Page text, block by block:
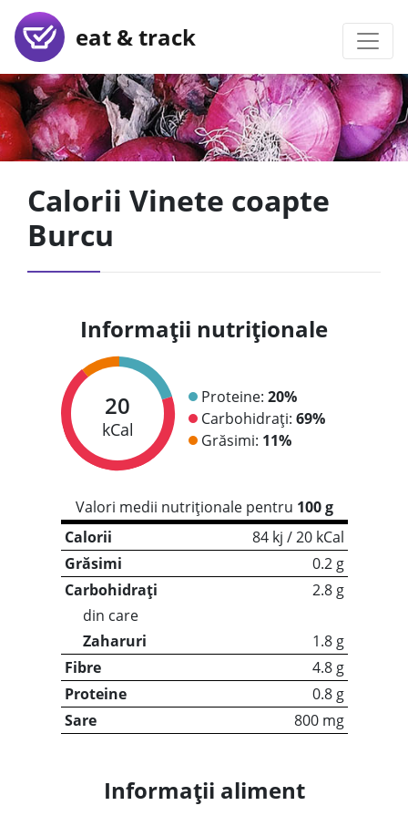
eat & track
Calorii Vinete coapte
Burcu
Informații nutriționale
20
kCal
Proteine: 20%
Carbohidrați: 69%
Grăsimi: 11%
Valori medii nutriționale pentru 100 g
Calorii
84 kj / 20 kCal
Grăsimi
0.2 g
Carbohidrați
2.8 g
din care
Zaharuri
1.8 g
Fibre
4.8 g
Proteine
0.8 g
Sare
800 mg
Informații aliment